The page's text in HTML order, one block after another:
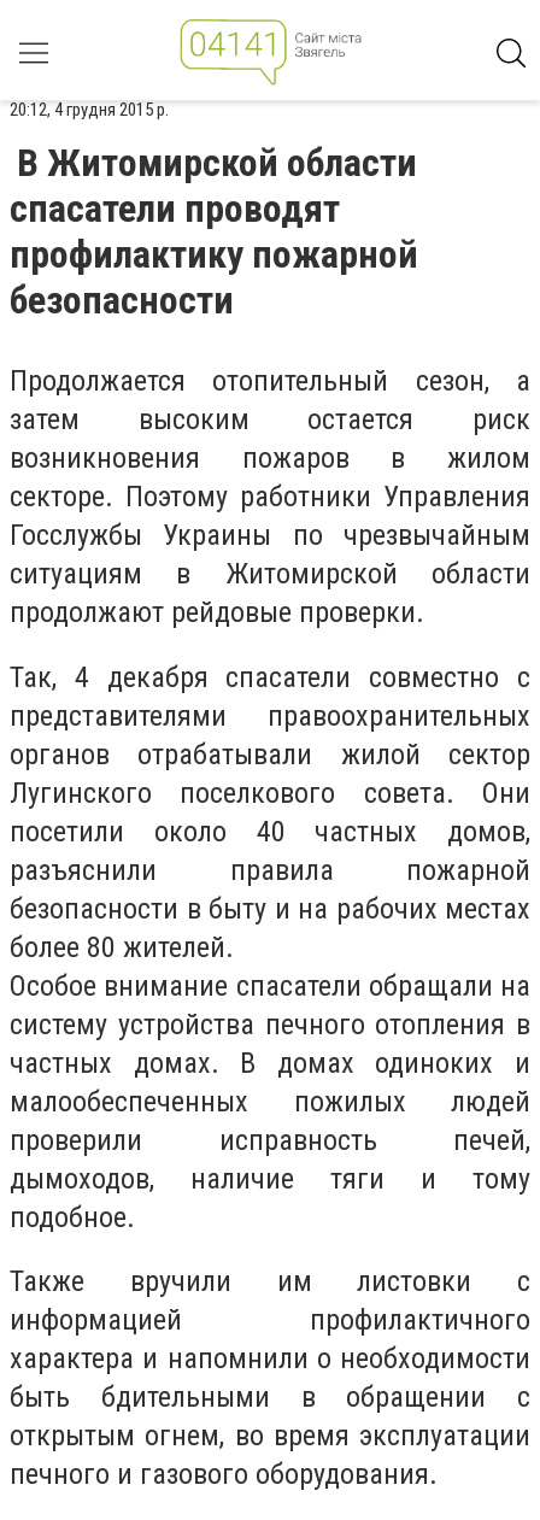
20:12, 4 грудня 2015 р.
В Житомирской области
спасатели проводят
профилактику пожарной
безопасности
Продолжается отопительный сезон, а
затем высоким остается риск
возникновения пожаров в жилом
секторе. Поэтому работники Управления
Госслужбы Украины по чрезвычайным
ситуациям в Житомирской области
продолжают рейдовые проверки.
Так, 4 декабря спасатели совместно с
представителями правоохранительных
органов отрабатывали жилой сектор
Лугинского поселкового совета. Они
посетили около 40 частных домов,
разъяснили правила пожарной
безопасности в быту и на рабочих местах
более 80 жителей.
Особое внимание спасатели обращали на
систему устройства печного отопления в
частных домах. В домах одиноких и
малообеспеченных пожилых людей
проверили исправность печей,
дымоходов, наличие тяги и тому
подобное.
Также вручили им листовки с
информацией профилактичного
характера и напомнили о необходимости
быть бдительными в обращении с
открытым огнем, во время эксплуатации
печного и газового оборудования.